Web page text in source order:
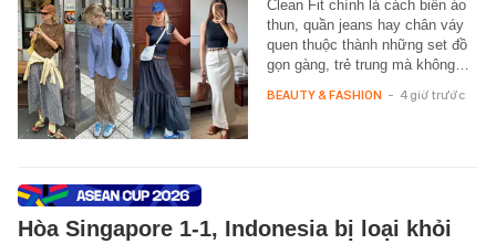
Clean Fit chính là cách biến áo
thun, quần jeans hay chân váy
quen thuộc thành những set đồ
gọn gàng, trẻ trung mà không…
BEAUTY & FASHION - 4 giờ trước
Hòa Singapore 1-1, Indonesia bị loại khỏi